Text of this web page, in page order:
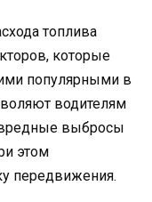
топлива
которые
популярными в
водителям
выбросы
этом
передвижения.